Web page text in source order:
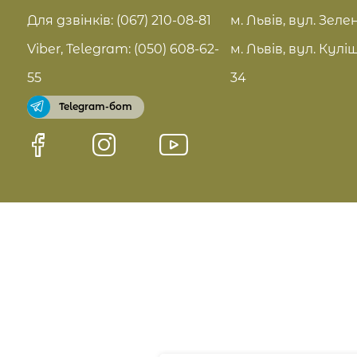
Pro Age догляд
Договір оферти
Для дзвінків: (067) 210-08-81
Viber, Telegram: (050) 608-62-
55
Telegram-бот
м. Львів, вул.
м. Львів, вул.
34